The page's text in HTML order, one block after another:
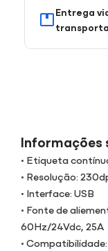
Entrega
Informações
• Etiqueta
• Resolução:
• Interface: USB
• Fonte de
60Hz/24Vdc, 25A
•